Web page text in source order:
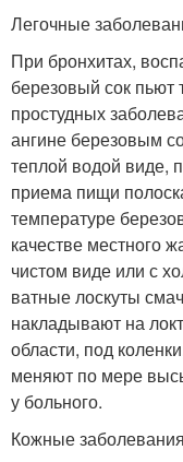
Легочные
При бронхитах,
березовый сок пьют
простудных
ангине березовым
теплой водой виде,
приема пищи
температуре
качестве местного
чистом виде или с
ватные лоскуты
накладывают на
области, под
меняют по мере
у больного.
Кожные